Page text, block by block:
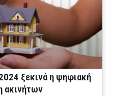
ξεκινά η ψηφιακή
ακινήτων